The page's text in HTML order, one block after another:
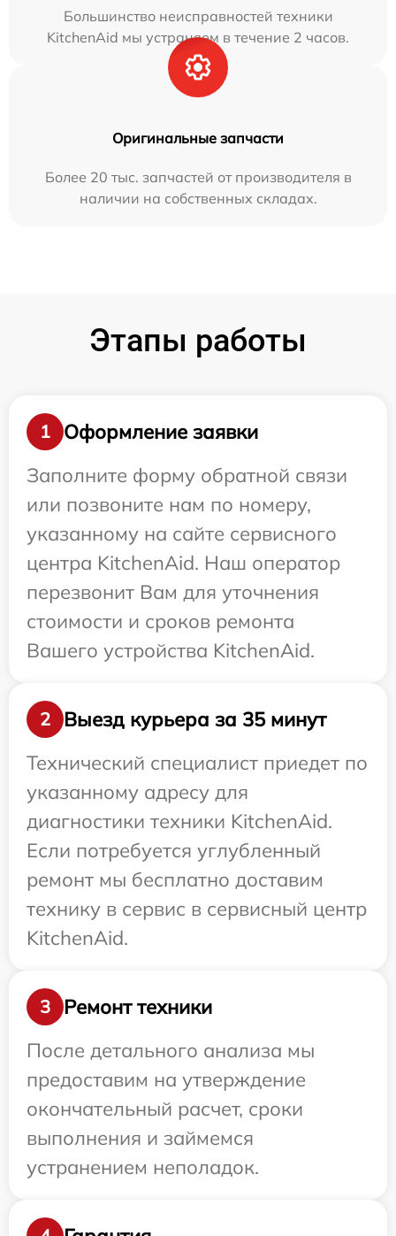
Большинство неисправностей техники
KitchenAid мы устраняем в течение 2 часов.
Оригинальные запчасти
Более 20 тыс. запчастей от производителя в
наличии на собственных складах.
Этапы работы
1
Оформление заявки
Заполните форму обратной связи
или позвоните нам по номеру,
указанному на сайте сервисного
центра KitchenAid. Наш оператор
перезвонит Вам для уточнения
стоимости и сроков ремонта
Вашего устройства KitchenAid.
2
Выезд курьера за 35 минут
Технический специалист приедет по
указанному адресу для
диагностики техники KitchenAid.
Если потребуется углубленный
ремонт мы бесплатно доставим
технику в сервис в сервисный центр
KitchenAid.
3
Ремонт техники
После детального анализа мы
предоставим на утверждение
окончательный расчет, сроки
выполнения и займемся
устранением неполадок.